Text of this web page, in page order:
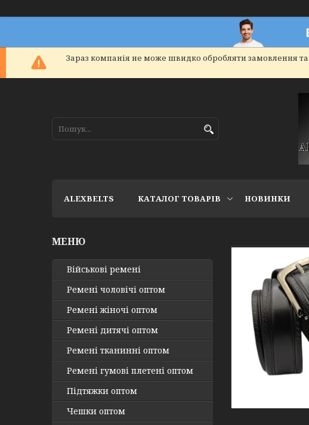
Зараз компанія не може швидко обробляти замовлення
ALEXBELTS КАТАЛОГ ТОВАРІВ НОВИНКИ
Військові ремені
Ремені чоловічі оптом
Ремені жіночі оптом
Ремені дитячі оптом
Ремені тканинні оптом
Ремені гумові плетені оптом
Підтяжки оптом
Чешки оптом